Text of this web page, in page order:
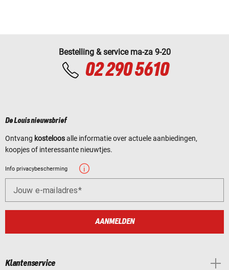
Bestelling & service ma-za 9-20
02 290 5610
De Louis nieuwsbrief
Ontvang kosteloosalle informatie over actuele aanbiedingen,
koopjes of interessante nieuwtjes.
Info privacybescherming
Jouw e-mailadres
AANMELDEN
Klantenservice